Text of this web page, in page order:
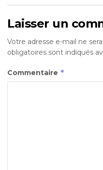
Laisser un
Votre adresse e-mail ne
obligatoires sont indiqués
Commentaire *